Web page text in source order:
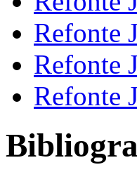
Refonte
Refonte
Refonte